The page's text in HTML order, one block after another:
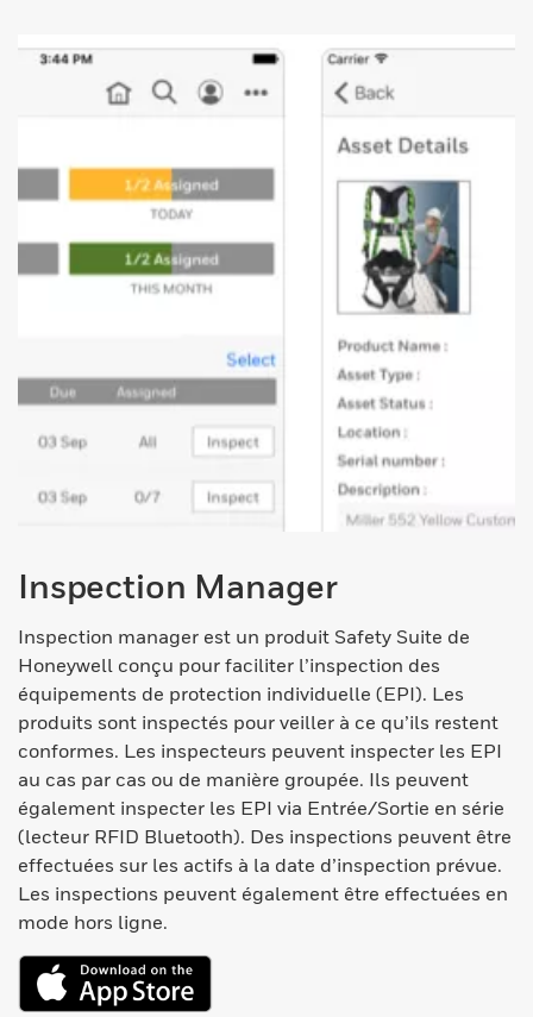
Inspection Manager
Inspection manager est un produit Safety Suite de
Honeywell conçu pour faciliter l’inspection des
équipements de protection individuelle (EPI). Les
produits sont inspectés pour veiller à ce qu’ils restent
conformes. Les inspecteurs peuvent inspecter les EPI
au cas par cas ou de manière groupée. Ils peuvent
également inspecter les EPI via Entrée/Sortie en série
(lecteur RFID Bluetooth). Des inspections peuvent être
effectuées sur les actifs à la date d’inspection prévue.
Les inspections peuvent également être effectuées en
mode hors ligne.